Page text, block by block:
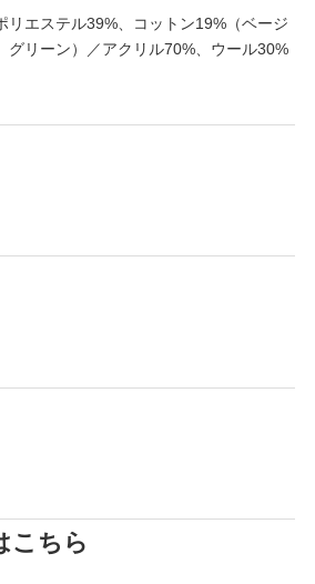
リエステル39%、コットン19%（ベージ
グリーン）／アクリル70%、ウール30%
こちら